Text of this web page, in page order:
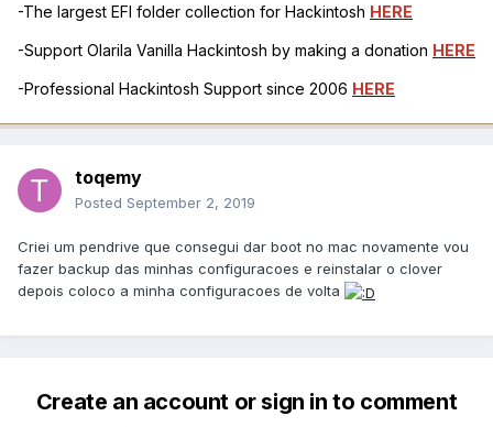
-The largest EFI folder collection for Hackintosh HERE
-Support Olarila Vanilla Hackintosh by making a donation HERE
-Professional Hackintosh Support since 2006 HERE
toqemy
Posted September 2, 2019
Criei um pendrive que consegui dar boot no mac novamente vou
fazer backup das minhas configuracoes e reinstalar o clover
depois coloco a minha configuracoes de volta
Create an account or sign in to comment